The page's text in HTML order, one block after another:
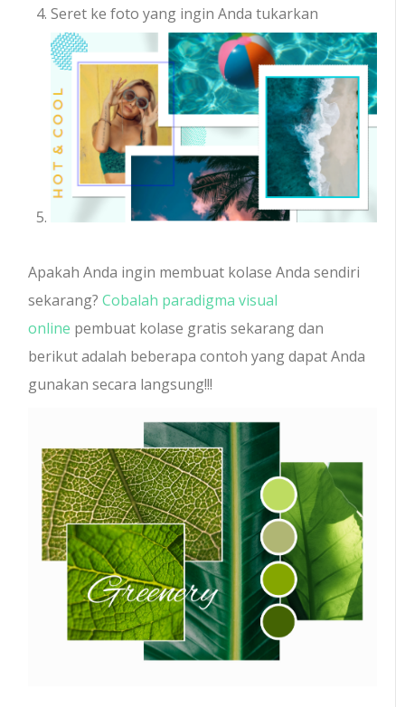
Seret ke foto yang ingin Anda tukarkan
Apakah Anda ingin membuat kolase Anda sendiri
sekarang?Cobalah paradigma visual
online pembuat kolase gratis sekarang dan
berikut adalah beberapa contoh yang dapat Anda
gunakan secara langsung!!!